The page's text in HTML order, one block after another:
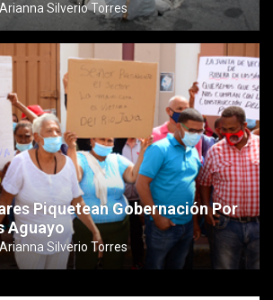
Arianna Silverio Torres
Piquetean Gobernación Por
Aguayo
Arianna Silverio Torres